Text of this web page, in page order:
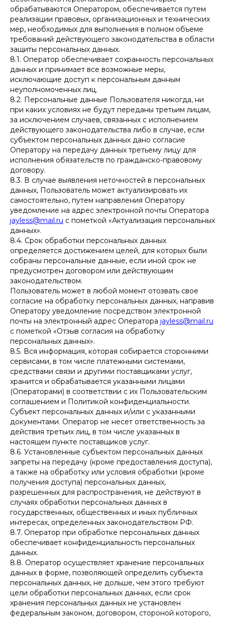
обрабатываются Оператором, обеспечивается путем
реализации правовых, организационных и технических
мер, необходимых для выполнения в полном объеме
требований действующего законодательства в области
защиты персональных данных.
8.1. Оператор обеспечивает сохранность персональных
данных и принимает все возможные меры,
исключающие доступ к персональным данным
неуполномоченных лиц.
8.2. Персональные данные Пользователя никогда, ни
при каких условиях не будут переданы третьим лицам,
за исключением случаев, связанных с исполнением
действующего законодательства либо в случае, если
субъектом персональных данных дано согласие
Оператору на передачу данных третьему лицу для
исполнения обязательств по гражданско-правовому
договору.
8.3. В случае выявления неточностей в персональных
данных, Пользователь может актуализировать их
самостоятельно, путем направления Оператору
уведомление на адрес электронной почты Оператора
jayless@mail.ru с пометкой «Актуализация персональных
данных».
8.4. Срок обработки персональных данных
определяется достижением целей, для которых были
собраны персональные данные, если иной срок не
предусмотрен договором или действующим
законодательством.
Пользователь может в любой момент отозвать свое
согласие на обработку персональных данных, направив
Оператору уведомление посредством электронной
почты на электронный адрес Оператора jayless@mail.ru
с пометкой «Отзыв согласия на обработку
персональных данных».
8.5. Вся информация, которая собирается сторонними
сервисами, в том числе платежными системами,
средствами связи и другими поставщиками услуг,
хранится и обрабатывается указанными лицами
(Операторами) в соответствии с их Пользовательским
соглашением и Политикой конфиденциальности.
Субъект персональных данных и/или с указанными
документами. Оператор не несет ответственность за
действия третьих лиц, в том числе указанных в
настоящем пункте поставщиков услуг.
8.6. Установленные субъектом персональных данных
запреты на передачу (кроме предоставления доступа),
а также на обработку или условия обработки (кроме
получения доступа) персональных данных,
разрешенных для распространения, не действуют в
случаях обработки персональных данных в
государственных, общественных и иных публичных
интересах, определенных законодательством РФ.
8.7. Оператор при обработке персональных данных
обеспечивает конфиденциальность персональных
данных.
8.8. Оператор осуществляет хранение персональных
данных в форме, позволяющей определить субъекта
персональных данных, не дольше, чем этого требуют
цели обработки персональных данных, если срок
хранения персональных данных не установлен
федеральным законом, договором, стороной которого,
Договор оферты
Политика конфиденциальности
ИП Мокроусова Алина Александровна
ИНН 667016553576
режим работы пн-вс с 9:00 до 19:00 (МСК).
Интернет-магазин:
Екатеринбург, Шевченко 9 по
предварительной записи.
Офлайн-магазин:
НАВИГАЦИЯ КОНТАКТЫ
* Компания Meta признана
экстремистской
организацией
и запрещена в РФ.
Каталог
Сертификаты
Доставка и оплата
Гарантия и возврат
Оплата «Яндекс Сплит»
jayless@mail.ru